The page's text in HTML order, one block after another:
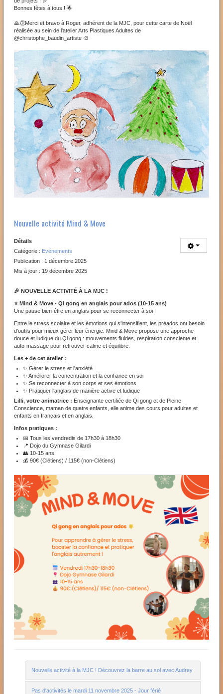
Bonnes fêtes à tous ! 🌟
🙏👏Merci et bravo à Roger, adhérent de la MJC, pour cette carte de Noël
réalisée au sein de l'atelier Arts Plastiques Adultes de
@christophe_baudin_artiste 🎨
Nouvelle activité Mind & Move
Détails
Catégorie : Evénements
Publication : 1 décembre 2025
Mis à jour : 19 décembre 2025
🎉 NOUVELLE ACTIVITÉ À LA MJC !
⭐ Mind & Move - Qi gong en anglais pour ados (10-15 ans)
Une pause bien-être en anglais pour se reconnecter à soi !
Entre le stress scolaire et les émotions qui s'intensifient, les préados ont besoin
d'outils pour mieux gérer leur énergie. Mind & Move propose une approche
douce et ludique du Qi gong : mouvements fluides, respiration consciente et
auto-massage pour retrouver calme et équilibre.
Les + de cet atelier :
✨ Gérer le stress et l'anxiété
✨ Améliorer la concentration et la confiance en soi
✨ Se reconnecter à son corps et ses émotions
✨ Pratiquer l'anglais de manière active et ludique
Lilli, votre animatrice : Enseignante certifiée de Qi gong et de Pleine
Conscience, maman de quatre enfants, elle anime des cours pour adultes et
enfants en français et en anglais.
Infos pratiques :
📅 Tous les vendredis de 17h30 à 18h30
📍 Dojo du Gymnase Gilardi
👥 10-15 ans
💰 90€ (Clétiens) / 115€ (non-Clétiens)
Nouvelle activité à la MJC ! Découvrez la barre au sol avec Audrey
Pas d'activités le mardi 11 novembre 2025 - Jour férié